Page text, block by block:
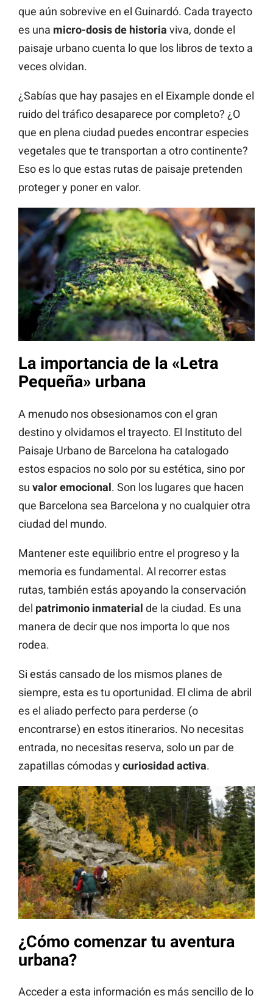
que aún sobrevive en el Guinardó. Cada trayecto
es una micro-dosis de historia viva, donde el
paisaje urbano cuenta lo que los libros de texto a
veces olvidan.
¿Sabías que hay pasajes en el Eixample donde el
ruido del tráfico desaparece por completo? ¿O
que en plena ciudad puedes encontrar especies
vegetales que te transportan a otro continente?
Eso es lo que estas rutas de paisaje pretenden
proteger y poner en valor.
La importancia de la «Letra
Pequeña» urbana
A menudo nos obsesionamos con el gran
destino y olvidamos el trayecto. El Instituto del
Paisaje Urbano de Barcelona ha catalogado
estos espacios no solo por su estética, sino por
su valor emocional. Son los lugares que hacen
que Barcelona sea Barcelona y no cualquier otra
ciudad del mundo.
Mantener este equilibrio entre el progreso y la
memoria es fundamental. Al recorrer estas
rutas, también estás apoyando la conservación
del patrimonio inmaterial de la ciudad. Es una
manera de decir que nos importa lo que nos
rodea.
Si estás cansado de los mismos planes de
siempre, esta es tu oportunidad. El clima de abril
es el aliado perfecto para perderse (o
encontrarse) en estos itinerarios. No necesitas
entrada, no necesitas reserva, solo un par de
zapatillas cómodas y curiosidad activa.
¿Cómo comenzar tu aventura
urbana?
Acceder a esta información es más sencillo de lo